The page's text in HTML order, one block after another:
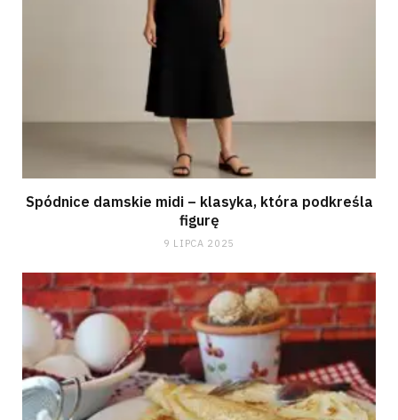
Spódnice damskie midi – klasyka, która podkreśla
figurę
9 LIPCA 2025